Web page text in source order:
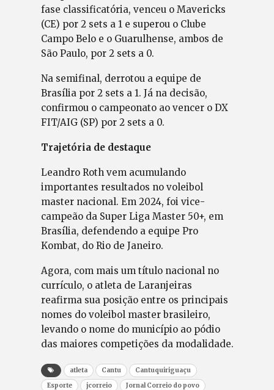
fase classificatória, venceu o Mavericks
(CE) por 2 sets a 1 e superou o Clube
Campo Belo e o Guarulhense, ambos de
São Paulo, por 2 sets a 0.
Na semifinal, derrotou a equipe de
Brasília por 2 sets a 1. Já na decisão,
confirmou o campeonato ao vencer o DX
FIT/AIG (SP) por 2 sets a 0.
Trajetória de destaque
Leandro Roth vem acumulando
importantes resultados no voleibol
master nacional. Em 2024, foi vice-
campeão da Super Liga Master 50+, em
Brasília, defendendo a equipe Pro
Kombat, do Rio de Janeiro.
Agora, com mais um título nacional no
currículo, o atleta de Laranjeiras
reafirma sua posição entre os principais
nomes do voleibol master brasileiro,
levando o nome do município ao pódio
das maiores competições da modalidade.
atleta Cantu
Cantuquiriguaçu
Esporte
jcorreio
Jornal Correio do povo